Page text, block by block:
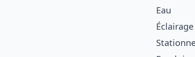
Eau
Éclairage